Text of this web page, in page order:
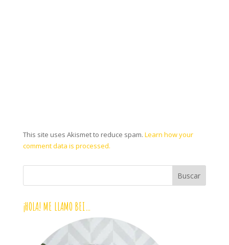
This site uses Akismet to reduce spam. Learn how your
comment data is processed.
¡HOLA! ME LLAMO BEI…